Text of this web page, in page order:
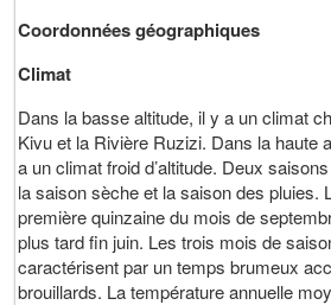
Coordonnées géographiques
Climat
Dans la basse altitude, il y a un climat
Kivu et la Rivière Ruzizi. Dans la haute
a un climat froid d’altitude. Deux
la saison sèche et la saison des pluies.
première quinzaine du mois de
plus tard fin juin. Les trois mois de
caractérisent par un temps brumeux
brouillards. La température annuelle